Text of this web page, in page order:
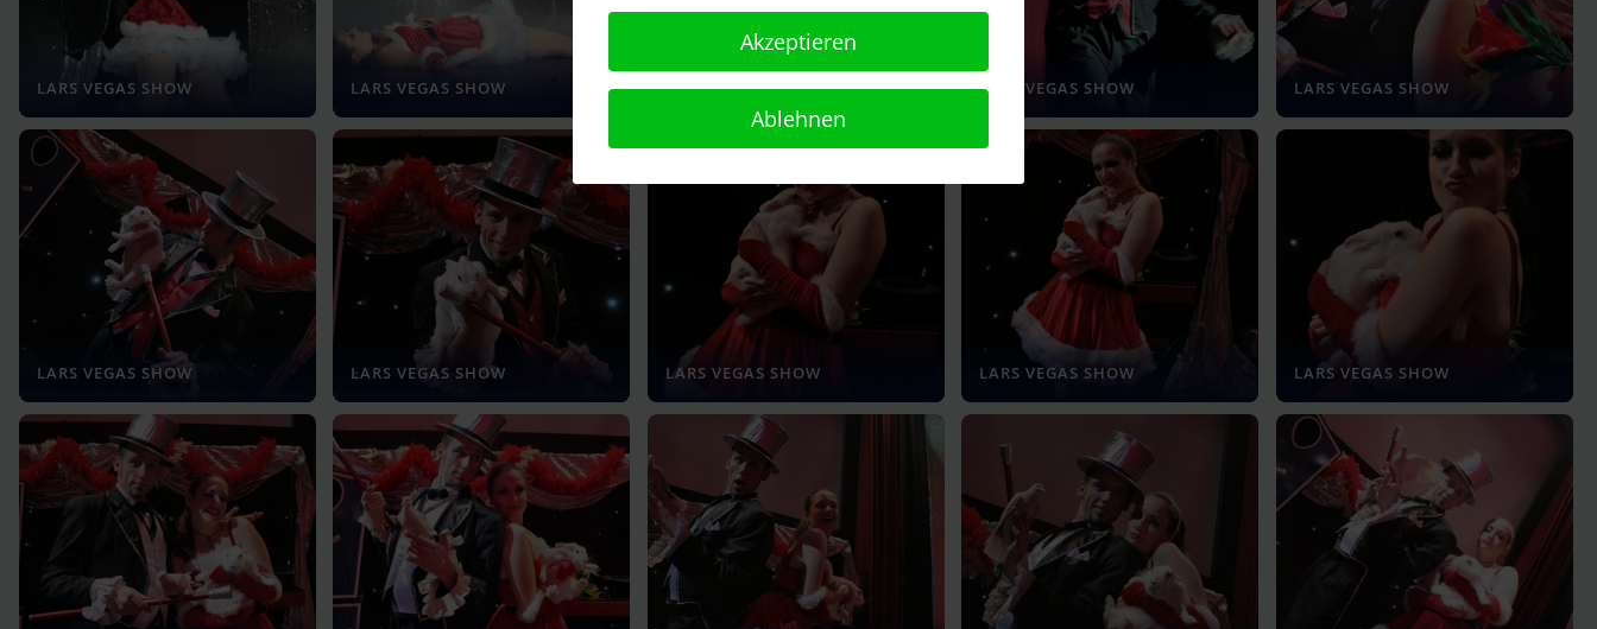
LARS VEGAS SHOW LARS VEGAS SHOW LARS VEGAS SHOW LARS VEGAS SHOW LARS VEGAS SHOW
LARS VEGAS SHOW LARS VEGAS SHOW LARS VEGAS SHOW LARS VEGAS SHOW LARS VEGAS SHOW
Akzeptieren
Ablehnen